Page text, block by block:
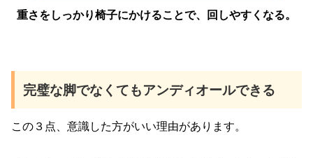
重さをしっかり椅子にかけることで、回しやすくなる。
完璧な脚でなくてもアンディオールできる
この３点、意識した方がいい理由があります。